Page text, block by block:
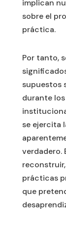
implican
sobre el
práctica.
Por tanto,
supuestos
durante
se ejercita
verdadero.
prácticas
que